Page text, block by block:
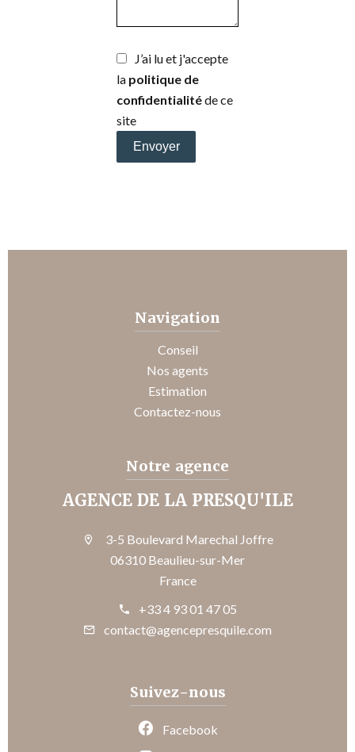
J’ai lu et j'accepte
la politique de
confidentialitéde ce
site
Envoyer
Navigation
Conseil
Nos agents
Estimation
Contactez-nous
Notre agence
AGENCE DE LA PRESQU'ILE
3-5 Boulevard Marechal Joffre
06310 Beaulieu-sur-Mer
France
+33 4 93 01 47 05
contact@agencepresquile.com
Suivez-nous
Facebook